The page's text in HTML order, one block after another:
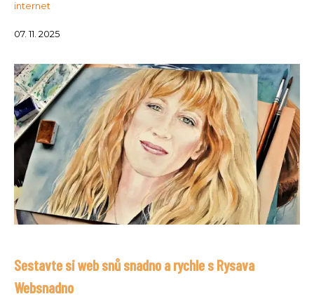
internet
07. 11. 2025
Sestavte si web snů snadno a rychle s Rysava
Websnadno